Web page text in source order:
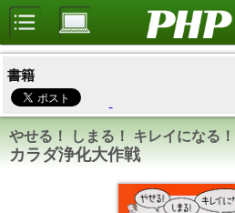
書籍
やせる！ しまる！ キレイになる！
カラダ浄化大作戦